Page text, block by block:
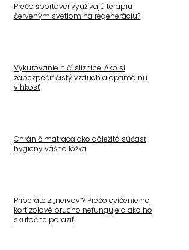
Prečo športovci využívajú terapiu
červeným svetlom na regeneráciu?
Vykurovanie ničí sliznice. Ako si
zabezpečiť čistý vzduch a optimálnu
vlhkosť
Chránič matraca ako dôležitá súčasť
hygieny vášho lôžka
Priberáte z „nervov“? Prečo cvičenie na
kortizolové brucho nefunguje a ako ho
skutočne poraziť